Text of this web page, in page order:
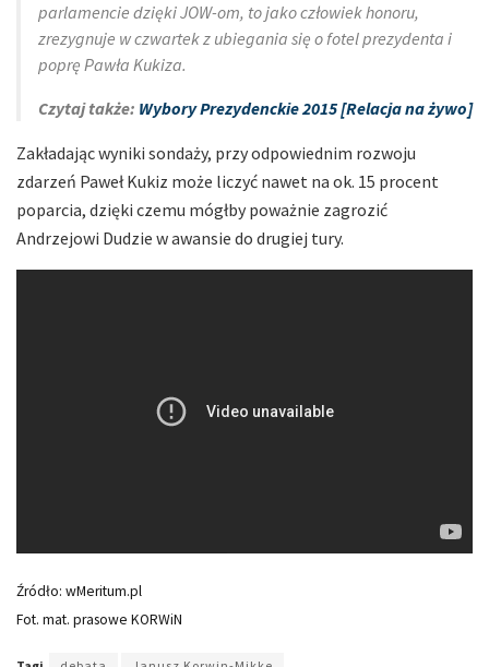
parlamencie dzięki JOW-om, to jako człowiek honoru,
zrezygnuje w czwartek z ubiegania się o fotel prezydenta i
poprę Pawła Kukiza.
Czytaj także: Wybory Prezydenckie 2015 [Relacja na żywo]
Zakładając wyniki sondaży, przy odpowiednim rozwoju
zdarzeń Paweł Kukiz może liczyć nawet na ok. 15 procent
poparcia, dzięki czemu mógłby poważnie zagrozić
Andrzejowi Dudzie w awansie do drugiej tury.
Źródło: wMeritum.pl
Fot. mat. prasowe KORWiN